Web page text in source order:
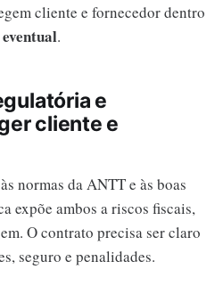
cliente e fornecedor dentro
.
e
cliente e
normas da ANTT e às boas
expõe ambos a riscos fiscais,
O contrato precisa ser claro
seguro e penalidades.